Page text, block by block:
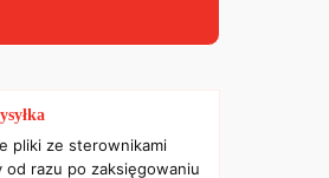
pliki ze sterownikami
od razu po zaksięgowaniu